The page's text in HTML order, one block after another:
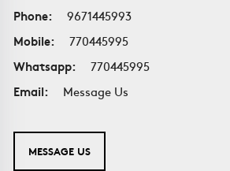
Phone:
9671445993
Mobile:
770445995
Whatsapp:
770445995
Email:
Message Us
MESSAGE US